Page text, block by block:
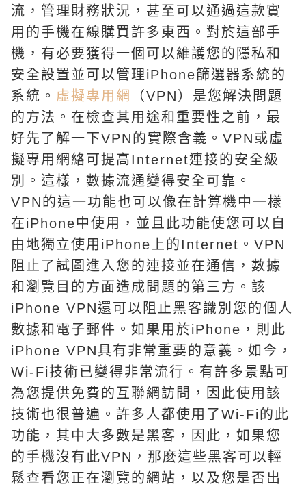
流，管理財務狀況，甚至可以通過這款實
用的手機在線購買許多東西。對於這部手
機，有必要獲得一個可以維護您的隱私和
安全設置並可以管理iPhone篩選器系統的
系統。 虛擬專用網
（VPN）是您解決問題
的方法。在檢查其用途和重要性之前，最
好先了解一下VPN的實際含義。VPN或虛
擬專用網絡可提高Internet連接的安全級
別。這樣，數據流通變得安全可靠。
VPN的這一功能也可以像在計算機中一樣
在iPhone中使用，並且此功能使您可以自
由地獨立使用iPhone上的Internet。VPN
阻止了試圖進入您的連接並在通信，數據
和瀏覽目的方面造成問題的第三方。該
iPhone VPN還可以阻止黑客識別您的個人
數據和電子郵件。如果用於iPhone，則此
iPhone VPN具有非常重要的意義。如今，
Wi-Fi技術已變得非常流行。有許多景點可
為您提供免費的互聯網訪問，因此使用該
技術也很普遍。許多人都使用了Wi-Fi的此
功能，其中大多數是黑客，因此，如果您
的手機沒有此VPN，那麼這些黑客可以輕
鬆查看您正在瀏覽的網站，以及您是否出